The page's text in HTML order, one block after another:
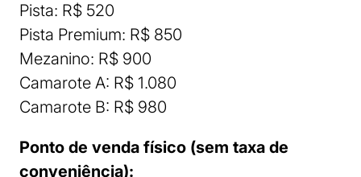
Pista: R$ 520
Pista Premium: R$ 850
Mezanino: R$ 900
Camarote A: R$ 1.080
Camarote B: R$ 980
Ponto de venda físico (sem taxa de
conveniência):